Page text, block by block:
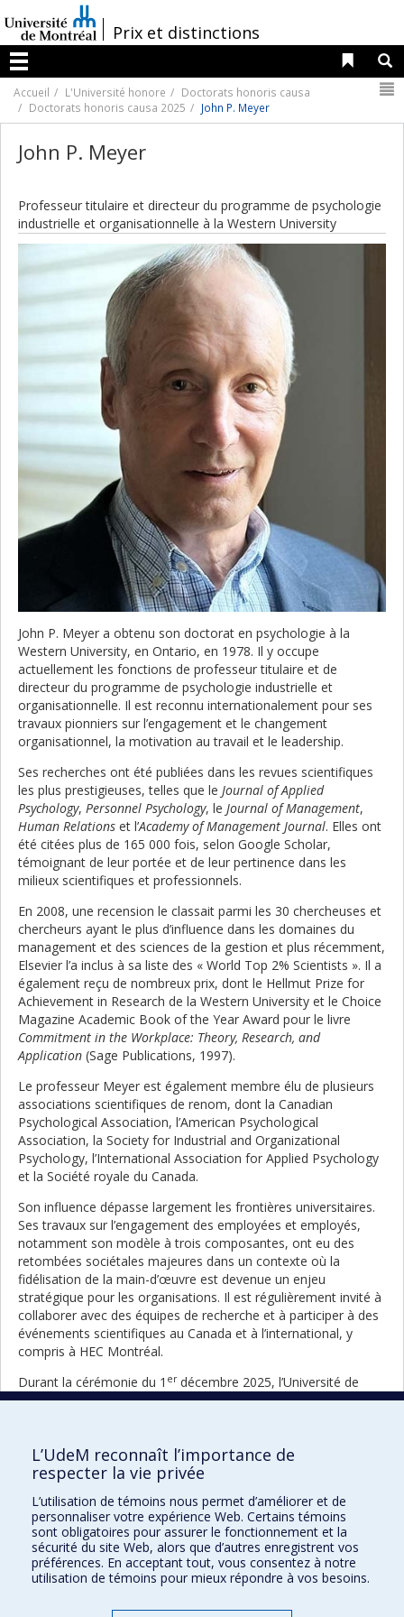
au
contenu
/Prix et distinctions
Menu
Liens
Accueil L'Université honore
Doctorats honoris causa
Doctorats honoris causa 2025
John P. Meyer
John P. Meyer
Professeur titulaire et directeur du programme de psychologie
industrielle et organisationnelle à la Western University
John P. Meyer a obtenu son doctorat en psychologie à la
Western University, en Ontario, en 1978. Il y occupe
actuellement les fonctions de professeur titulaire et de
directeur du programme de psychologie industrielle et
organisationnelle. Il est reconnu internationalement pour ses
travaux pionniers sur l’engagement et le changement
organisationnel, la motivation au travail et le leadership.
Ses recherches ont été publiées dans les revues scientifiques
les plus prestigieuses, telles que le Journal of Applied
Psychology, Personnel Psychology, le Journal of Management,
Human Relations et l’Academy of Management Journal. Elles ont
été citées plus de 165 000 fois, selon Google Scholar,
témoignant de leur portée et de leur pertinence dans les
milieux scientifiques et professionnels.
En 2008, une recension le classait parmi les 30 chercheuses et
chercheurs ayant le plus d’influence dans les domaines du
management et des sciences de la gestion et plus récemment,
Elsevier l’a inclus à sa liste des « World Top 2% Scientists ». Il a
également reçu de nombreux prix, dont le Hellmut Prize for
Achievement in Research de la Western University et le Choice
Magazine Academic Book of the Year Award pour le livre
Commitment in the Workplace: Theory, Research, and
Application (Sage Publications, 1997).
Le professeur Meyer est également membre élu de plusieurs
associations scientifiques de renom, dont la Canadian
Psychological Association, l’American Psychological
Association, la Society for Industrial and Organizational
Psychology, l’International Association for Applied Psychology
et la Société royale du Canada.
Son influence dépasse largement les frontières universitaires.
Ses travaux sur l’engagement des employées et employés,
notamment son modèle à trois composantes, ont eu des
retombées sociétales majeures dans un contexte où la
fidélisation de la main-d’œuvre est devenue un enjeu
stratégique pour les organisations. Il est régulièrement invité à
collaborer avec des équipes de recherche et à participer à des
événements scientifiques au Canada et à l’international, y
compris à HEC Montréal.
Durant la cérémonie du 1 erdécembre 2025, l’Université de
Montréal, à la recommandation de HEC Montréal, a remis un
recherches et son apport exceptionnel à la compréhension du
comportement organisationnel.
Retour à la liste complète des
portraits
L’UdeM reconnaît l’importance de
respecter la vie privée
L’utilisation de témoins nous permet d’améliorer et de
personnaliser votre expérience Web. Certains témoins
sont obligatoires pour assurer le fonctionnement et la
sécurité du site Web, alors que d’autres enregistrent vos
préférences. En acceptant tout, vous consentez à notre
utilisation de témoins pour mieux répondre à vos besoins.